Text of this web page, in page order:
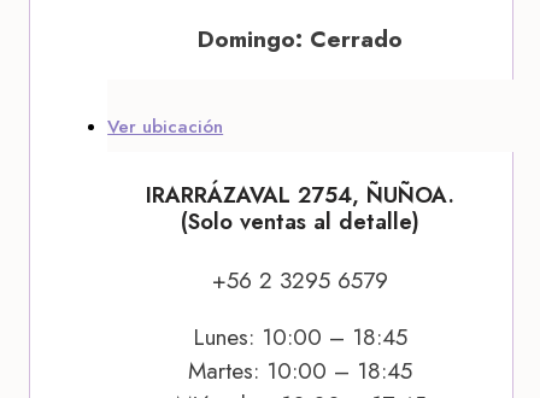
Domingo: Cerrado
Ver ubicación
IRARRÁZAVAL 2754, ÑUÑOA.
(Solo ventas al detalle)
+56 2 3295 6579
Lunes: 10:00 – 18:45
Martes: 10:00 – 18:45